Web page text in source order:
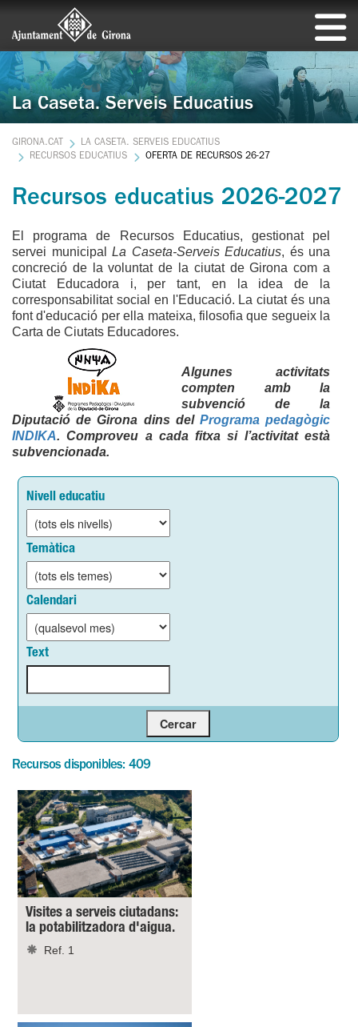
La Caseta. Serveis Educatius
GIRONA.CAT
LA CASETA. SERVEIS EDUCATIUS
RECURSOS EDUCATIUS
OFERTA DE RECURSOS 26-27
Recursos educatius 2026-2027
El programa de Recursos Educatius, gestionat pel
servei municipal La Caseta-Serveis Educatius, és una
concreció de la voluntat de la ciutat de Girona com a
Ciutat Educadora i, per tant, en la idea de la
corresponsabilitat social en l'Educació. La ciutat és una
font d'educació per ella mateixa, filosofia que segueix la
Carta de Ciutats Educadores.
Algunes activitats
compten amb la
subvenció de la
Diputació de Girona dins del Programa pedagògic
INDIKA. Comproveu a cada fitxa si l’activitat està
subvencionada.
Nivell educatiu
Temàtica
Calendari
Text
Recursos disponibles: 409
Visites a serveis ciutadans:
la potabilitzadora d'aigua.
Ref. 1